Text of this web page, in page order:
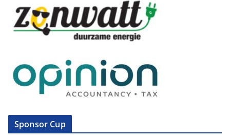
Sponsor Cup